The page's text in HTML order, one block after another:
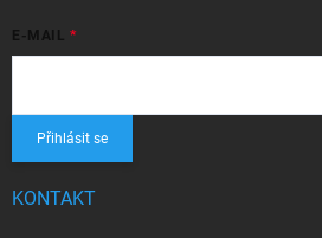
E-MAIL
Přihlásit se
KONTAKT